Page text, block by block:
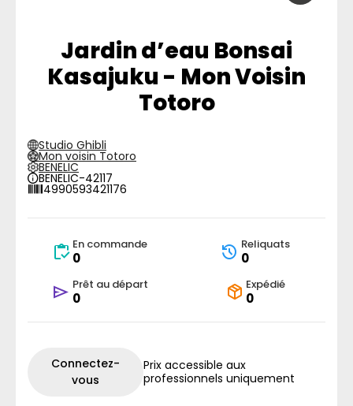
Jardin d’eau Bonsai
Kasajuku - Mon Voisin
Totoro
Studio Ghibli
Mon voisin Totoro
BENELIC
BENELIC-42117
4990593421176
En commande
0
Reliquats
0
Prêt au départ
0
Expédié
0
Connectez-
vous
Prix accessible aux
professionnels uniquement